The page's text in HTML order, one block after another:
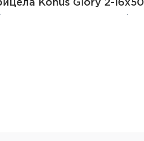
Konus Glory 2-16x50